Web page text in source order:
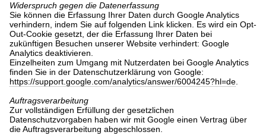
Widerspruch gegen die Datenerfassung
Sie können die Erfassung Ihrer Daten durch Google Analytics
verhindern, indem Sie auf folgenden Link klicken. Es wird ein Opt-
Out-Cookie gesetzt, der die Erfassung Ihrer Daten bei
zukünftigen Besuchen unserer Website verhindert: Google
Analytics deaktivieren.
Einzelheiten zum Umgang mit Nutzerdaten bei Google Analytics
finden Sie in der Datenschutzerklärung von Google:
https://support.google.com/analytics/answer/6004245?hl=de
Auftragsverarbeitung
Zur vollständigen Erfüllung der gesetzlichen
Datenschutzvorgaben haben wir mit Google einen Vertrag über
die Auftragsverarbeitung abgeschlossen.